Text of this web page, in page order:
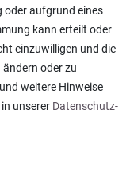
und
oder aufgrund eines
kann erteilt oder
einzuwilligen und die
oder zu
und weitere Hinweise
unserer Daten­schutz­